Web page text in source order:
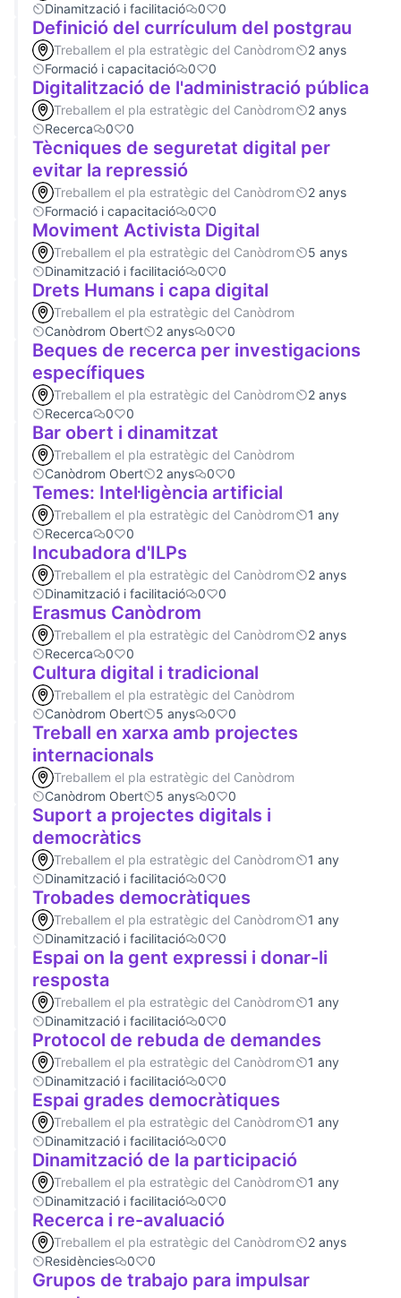
Dinamització i facilitació
0 0
Definició del currículum del postgrau
Treballem el pla estratègic del Canòdrom
2 anys
Formació i capacitació
0 0
Digitalització de l'administració pública
Treballem el pla estratègic del Canòdrom
2 anys
Recerca
0 0
Tècniques de seguretat digital per
evitar la repressió
Treballem el pla estratègic del Canòdrom
2 anys
Formació i capacitació
0 0
Moviment Activista Digital
Treballem el pla estratègic del Canòdrom
5 anys
Dinamització i facilitació
0 0
Drets Humans i capa digital
Treballem el pla estratègic del Canòdrom
Canòdrom Obert
2 anys 0 0
Beques de recerca per investigacions
específiques
Treballem el pla estratègic del Canòdrom
2 anys
Recerca
0 0
Bar obert i dinamitzat
Treballem el pla estratègic del Canòdrom
Canòdrom Obert
2 anys 0 0
Temes: Intel·ligència artificial
Treballem el pla estratègic del Canòdrom
1 any
Recerca
0 0
Incubadora d'ILPs
Treballem el pla estratègic del Canòdrom
2 anys
Dinamització i facilitació
0 0
Erasmus Canòdrom
Treballem el pla estratègic del Canòdrom
2 anys
Recerca
0 0
Cultura digital i tradicional
Treballem el pla estratègic del Canòdrom
Canòdrom Obert
5 anys 0 0
Treball en xarxa amb projectes
internacionals
Treballem el pla estratègic del Canòdrom
Canòdrom Obert
5 anys 0 0
Suport a projectes digitals i
democràtics
Treballem el pla estratègic del Canòdrom
1 any
Dinamització i facilitació
0 0
Trobades democràtiques
Treballem el pla estratègic del Canòdrom
1 any
Dinamització i facilitació
0 0
Espai on la gent expressi i donar-li
resposta
Treballem el pla estratègic del Canòdrom
1 any
Dinamització i facilitació
0 0
Protocol de rebuda de demandes
Treballem el pla estratègic del Canòdrom
1 any
Dinamització i facilitació
0 0
Espai grades democràtiques
Treballem el pla estratègic del Canòdrom
1 any
Dinamització i facilitació
0 0
Dinamització de la participació
Treballem el pla estratègic del Canòdrom
1 any
Dinamització i facilitació
0 0
Recerca i re-avaluació
Treballem el pla estratègic del Canòdrom
2 anys
Residències
0 0
Grupos de trabajo para impulsar